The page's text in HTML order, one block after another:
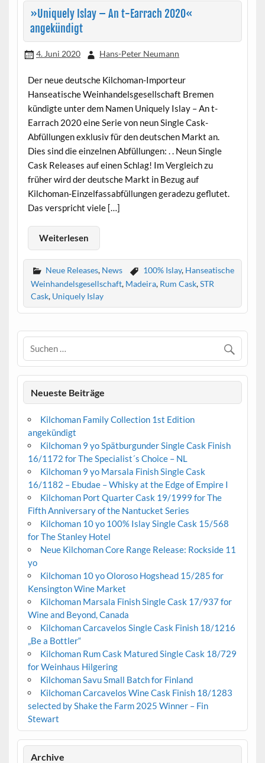
»Uniquely Islay – An t-Earrach 2020«
angekündigt
4. Juni 2020 Hans-Peter Neumann
Der neue deutsche Kilchoman-Importeur
Hanseatische Weinhandelsgesellschaft Bremen
kündigte unter dem Namen Uniquely Islay – An t-
Earrach 2020 eine Serie von neun Single Cask-
Abfüllungen exklusiv für den deutschen Markt an.
Dies sind die einzelnen Abfüllungen: . . Neun Single
Cask Releases auf einen Schlag! Im Vergleich zu
früher wird der deutsche Markt in Bezug auf
Kilchoman-Einzelfassabfüllungen geradezu geflutet.
Das verspricht viele […]
Weiterlesen
Neue Releases, News 100% Islay, Hanseatische
Weinhandelsgesellschaft, Madeira, Rum Cask,STR
Cask, Uniquely Islay
Neueste Beiträge
Kilchoman Family Collection 1st Edition
angekündigt
Kilchoman 9 yo Spätburgunder Single Cask Finish
16/1172 for The Specialist´s Choice – NL
Kilchoman 9 yo Marsala Finish Single Cask
16/1182 – Ebudae – Whisky at the Edge of Empire I
Kilchoman Port Quarter Cask 19/1999 for The
Fifth Anniversary of the Nantucket Series
Kilchoman 10 yo 100% Islay Single Cask 15/568
for The Stanley Hotel
Neue Kilchoman Core Range Release: Rockside 11
yo
Kilchoman 10 yo Oloroso Hogshead 15/285 for
Kensington Wine Market
Kilchoman Marsala Finish Single Cask 17/937 for
Wine and Beyond, Canada
Kilchoman Carcavelos Single Cask Finish 18/1216
„Be a Bottler“
Kilchoman Rum Cask Matured Single Cask 18/729
for Weinhaus Hilgering
Kilchoman Savu Small Batch for Finland
Kilchoman Carcavelos Wine Cask Finish 18/1283
selected by Shake the Farm 2025 Winner – Fin
Stewart
Archive